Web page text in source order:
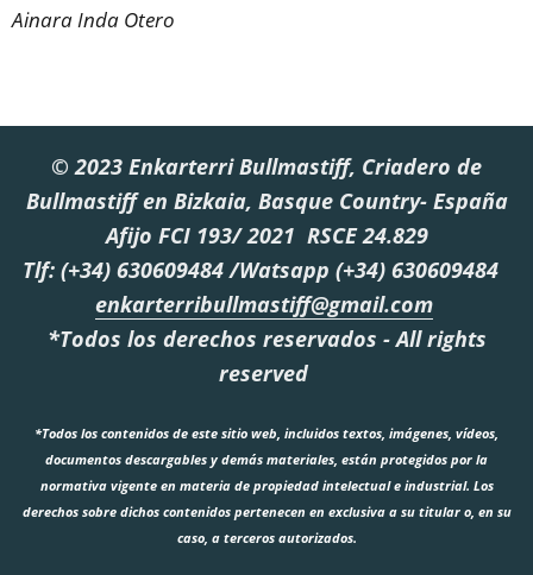
Ainara Inda Otero
© 2023 Enkarterri Bullmastiff, Criadero de
Bullmastiff en Bizkaia, Basque Country- España
Afijo FCI 193/ 2021 RSCE 24.829
Tlf: (+34) 630609484 /Watsapp (+34) 630609484
enkarterribullmastiff@gmail.com
*Todos los derechos reservados - All rights
reserved
*Todos los contenidos de este sitio web, incluidos textos, imágenes, vídeos,
documentos descargables y demás materiales, están protegidos por la
normativa vigente en materia de propiedad intelectual e industrial. Los
derechos sobre dichos contenidos pertenecen en exclusiva a su titular o, en su
caso, a terceros autorizados.